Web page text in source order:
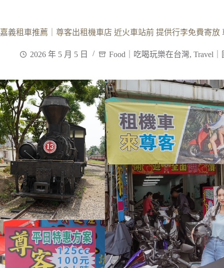
嘉義租車推薦｜尊客出租機車店 近火車站前 提供行李免費寄
2026 年 5 月 5 日 Food｜吃喝玩樂在台灣, Travel